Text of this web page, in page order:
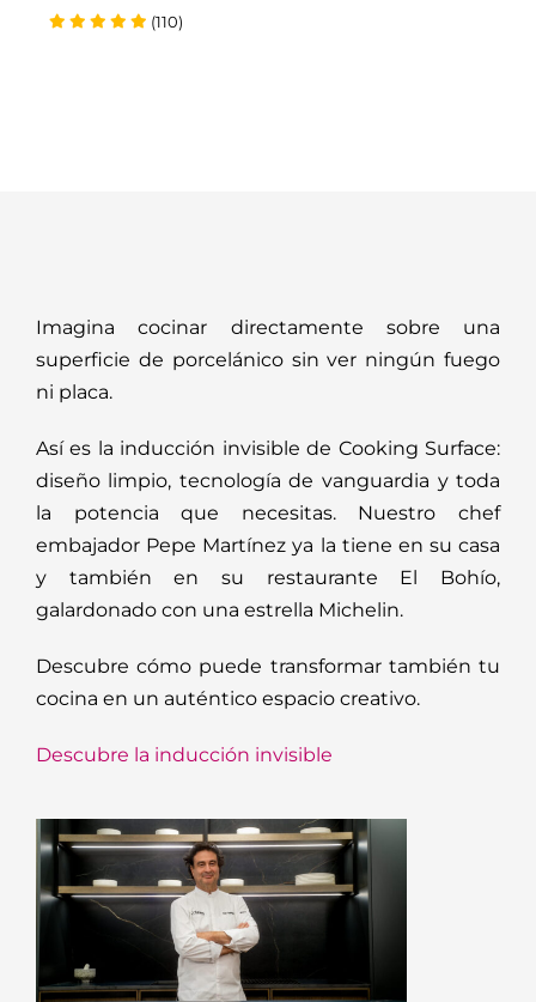
(110)
Imagina cocinar directamente sobre una
superficie de porcelánico sin ver ningún fuego
ni placa.
Así es la inducción invisible de Cooking Surface:
diseño limpio, tecnología de vanguardia y toda
la potencia que necesitas. Nuestro chef
embajador Pepe Martínez ya la tiene en su casa
y también en su restaurante El Bohío,
galardonado con una estrella Michelin.
Descubre cómo puede transformar también tu
cocina en un auténtico espacio creativo.
Descubre la inducción invisible